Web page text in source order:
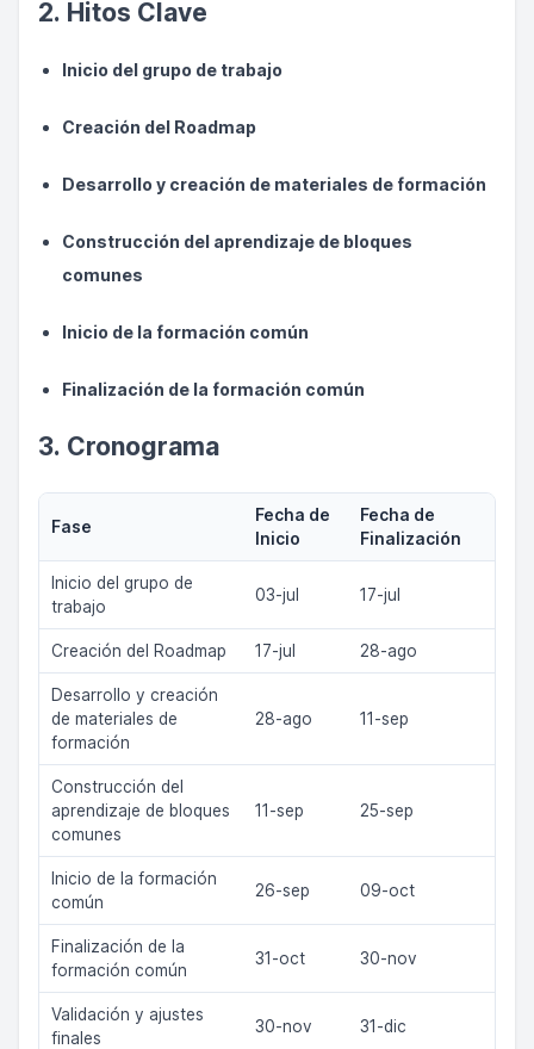
2. Hitos Clave
Inicio del grupo de trabajo
Creación del Roadmap
Desarrollo y creación de materiales de formación
Construcción del aprendizaje de bloques
comunes
Inicio de la formación común
Finalización de la formación común
3. Cronograma
Fase
Fecha de
Inicio
Fecha de
Finalización
Inicio del grupo de
trabajo
03-jul 17-jul
Creación del Roadmap 17-jul 28-ago
Desarrollo y creación
de materiales de
formación
28-ago 11-sep
Construcción del
aprendizaje de bloques
comunes
11-sep 25-sep
Inicio de la formación
común
26-sep 09-oct
Finalización de la
formación común
31-oct 30-nov
Validación y ajustes
finales
30-nov 31-dic